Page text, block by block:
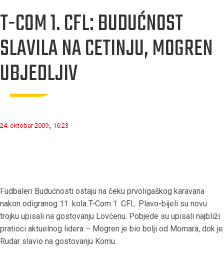
T-COM 1. CFL: BUDUĆNOST
SLAVILA NA CETINJU, MOGREN
UBJEDLJIV
24. oktobar 2009., 16:23
Fudbaleri Budućnosti ostaju na čeku prvoligaškog karavana
nakon odigranog 11. kola T-Com 1. CFL. Plavo-bijeli su novu
trojku upisali na gostovanju Lovćenu. Pobjede su upisali najbliži
pratioci aktuelnog lidera – Mogren je bio bolji od Mornara, dok je
Rudar slavio na gostovanju Komu.